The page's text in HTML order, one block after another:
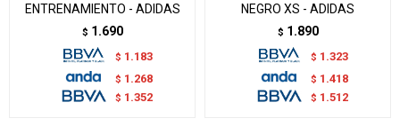
ENTRENAMIENTO - ADIDAS
$ 1.690
$ 1.183
$ 1.268
$ 1.352
NEGRO XS - ADIDAS
$ 1.890
$ 1.323
$ 1.418
$ 1.512